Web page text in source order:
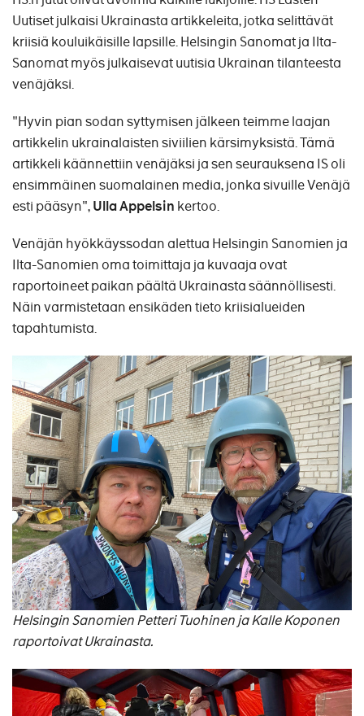
Uutiset julkaisi Ukrainasta artikkeleita, jotka selittävät
kriisiä kouluikäisille lapsille. Helsingin Sanomat ja Ilta-
Sanomat myös julkaisevat uutisia Ukrainan tilanteesta
venäjäksi.
"Hyvin pian sodan syttymisen jälkeen teimme laajan
artikkelin ukrainalaisten siviilien kärsimyksistä. Tämä
artikkeli käännettiin venäjäksi ja sen seurauksena IS oli
ensimmäinen suomalainen media, jonka sivuille Venäjä
esti pääsyn",Ulla Appelsin kertoo.
Venäjän hyökkäyssodan alettua Helsingin Sanomien ja
Ilta-Sanomien oma toimittaja ja kuvaaja ovat
raportoineet paikan päältä Ukrainasta säännöllisesti.
Näin varmistetaan ensikäden tieto kriisialueiden
tapahtumista.
Helsingin Sanomien Petteri Tuohinen ja Kalle Koponen
raportoivat Ukrainasta.